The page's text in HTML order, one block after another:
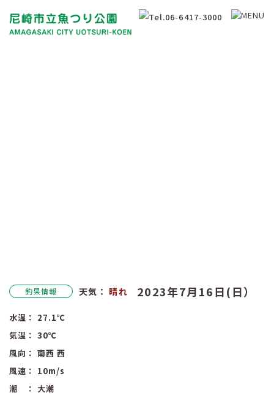
釣果情報 天気： 晴れ 2023年7月16日(日）
水温： 27.1℃
気温：30℃
風向：南西西
風速： 10m/s
潮 ： 大潮